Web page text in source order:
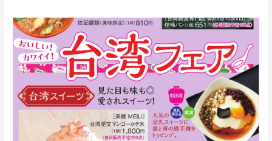
8/29(木)
～
9/3(火)
東
百